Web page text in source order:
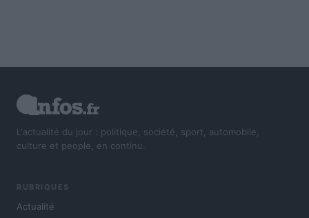
L'actualité du jour : politique, société, sport, automobile,
culture et people, en continu.
RUBRIQUES
Actualité